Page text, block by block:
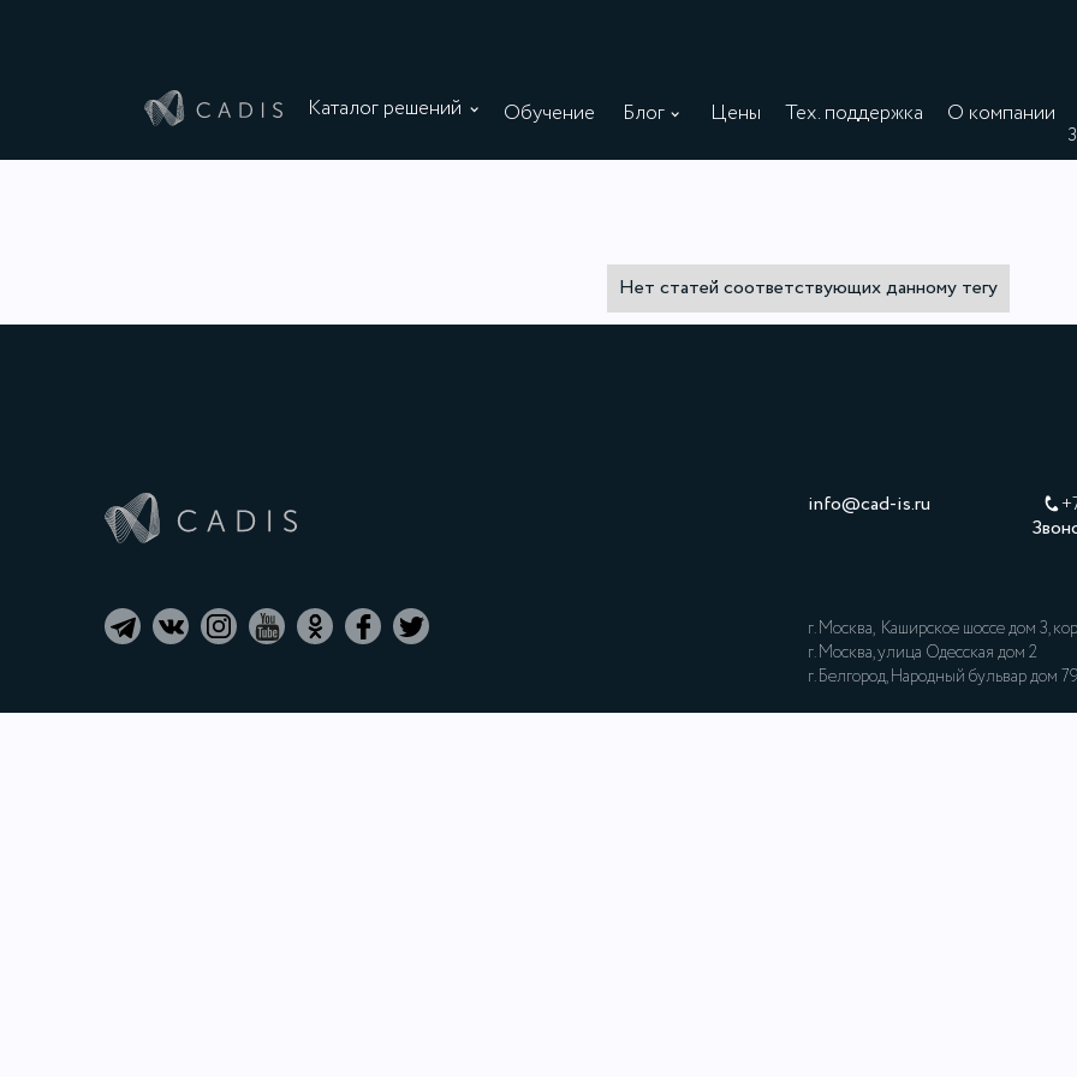
Каталог решений Обучение Блог Цены Тех. поддержка О компании
Нет статей соответствующих данному тегу
info@cad-is.ru
г. Москва, Каширское шоссе дом 3,
г. Москва, улица Одесская дом 2
г. Белгород, Народный бульвар дом 79